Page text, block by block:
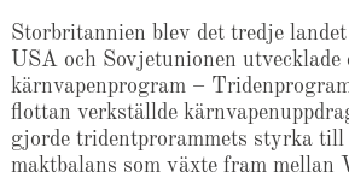
Storbritannien blev det tredje
USA och Sovjetunionen
kärnvapenprogram –
flottan verkställde
gjorde tridentprorammets styrka
maktbalans som växte fram mellan